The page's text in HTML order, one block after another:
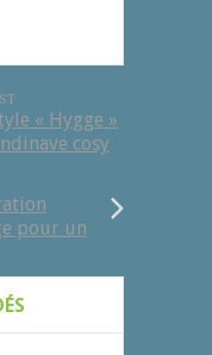
« Hygge »
cosy
pour un